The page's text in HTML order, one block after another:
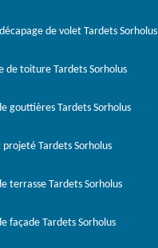
de volet Tardets Sorholus
de toiture Tardets Sorholus
gouttières Tardets Sorholus
projeté Tardets Sorholus
terrasse Tardets Sorholus
façade Tardets Sorholus